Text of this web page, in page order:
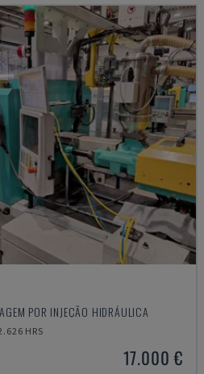
POR INJEÇÃO HIDRÁULICA
HRS
17.000 €